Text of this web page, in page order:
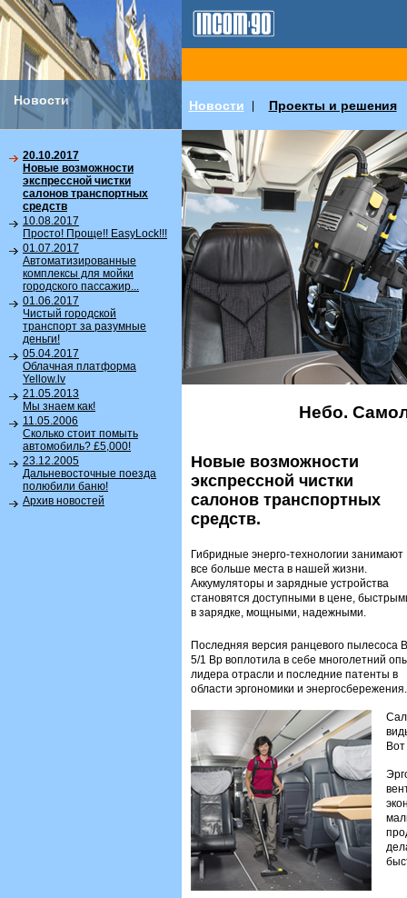
Новости Новости Проекты и решения
20.10.2017
Новые возможности
экспрессной чистки
салонов транспортных
средств
10.08.2017
Просто! Проще!! EasyLock!!!
01.07.2017
Автоматизированные
комплексы для мойки
городского пассажир...
01.06.2017
Чистый городской
транспорт за разумные
деньги!
05.04.2017
Облачная платформа
Yellow.lv
21.05.2013
Мы знаем как!
11.05.2006
Сколько стоит помыть
автомобиль? £5,000!
23.12.2005
Дальневосточные поезда
полюбили баню!
Архив новостей
Небо.
Новые возможности
экспрессной чистки
салонов транспортных
средств.
Гибридные энерго-технологии занимают
все больше места в нашей жизни.
Аккумуляторы и зарядные устройства
становятся доступными в цене,
в зарядке, мощными, надежными.
Последняя версия ранцевого пылесоса
5/1 Bp воплотила в себе многолетний
лидера отрасли и последние патенты в
области эргономики и энергосбережения.
Вот